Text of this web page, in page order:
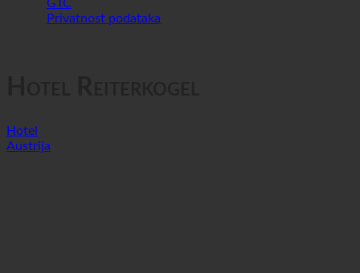
Privatnost podataka
Austrija